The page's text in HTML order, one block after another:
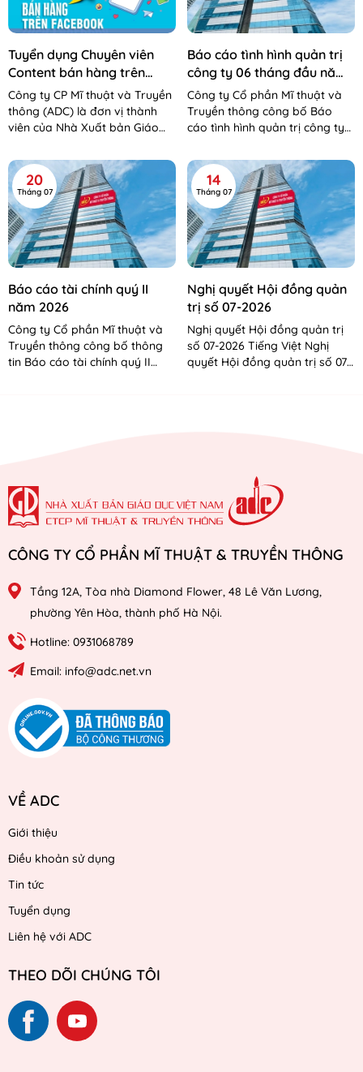
Tuyển dụng Chuyên viên
Content bán hàng trên
Facebook
Công ty CP Mĩ thuật và Truyền
thông (ADC) là đơn vị thành
viên của Nhà Xuất bản Giáo
Đào tạo. Công...
Báo cáo tình hình quản trị
công ty 06 tháng đầu năm
2026
Công ty Cổ phần Mĩ thuật và
Truyền thông công bố Báo
cáo tình hình quản trị công ty
cáo tình hình QTCT 06 tháng...
20
Tháng 07
Báo cáo tài chính quý II
năm 2026
Công ty Cổ phần Mĩ thuật và
Truyền thông công bố thông
tin Báo cáo tài chính quý II
14
Tháng 07
Nghị quyết Hội đồng quản
trị số 07-2026
Nghị quyết Hội đồng quản trị
số 07-2026 Tiếng Việt Nghị
quyết Hội đồng quản trị số 07-
CÔNG TY CỔ PHẦN MĨ THUẬT & TRUYỀN THÔNG
Tầng 12A, Tòa nhà Diamond Flower, 48 Lê Văn Lương,
phường Yên Hòa, thành phố Hà Nội.
Hotline: 0931068789
Email: info@adc.net.vn
VỀ ADC
Giới thiệu
Điều khoản sử dụng
Tin tức
Tuyển dụng
Liên hệ với ADC
THEO DÕI CHÚNG TÔI